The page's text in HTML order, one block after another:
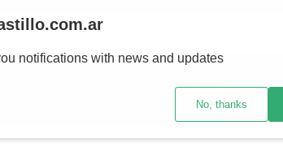
Ver promociones
notifications with news and updates
No, thanks